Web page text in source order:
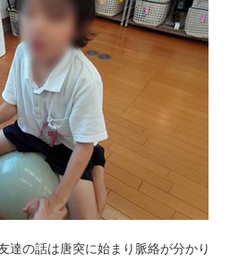
達の話は唐突に始まり脈絡が分かり